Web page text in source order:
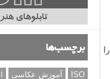
برچسب‌ها
ISO آموزش عکاسی